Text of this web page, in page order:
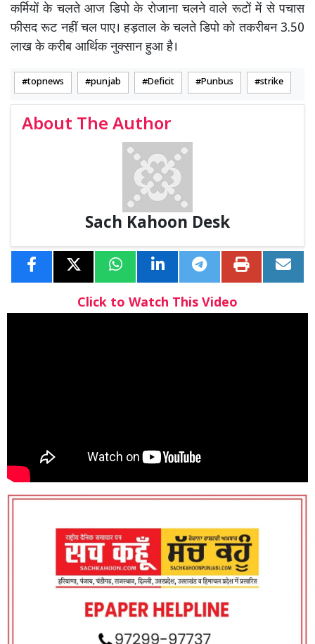
कर्मियों के चलते आज डिपो के रोजाना चलने वाले रूटों में से पचास
फीसद रूट नहीं चल पाए। हड़ताल के चलते डिपो को तकरीबन 3.50
लाख के करीब आर्थिक नुक्सान हुआ है।
topnews punjab Deficit Punbus strike
About The Author
Sach Kahoon Desk
Click to Watch This Video